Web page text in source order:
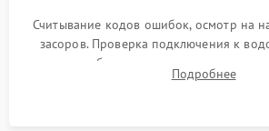
Считывание кодов ошибок, осмотр на
засоров. Проверка подключения к
жалоб на отсутствие слива,
разбрызгивателей или срабатывание
Подробнее